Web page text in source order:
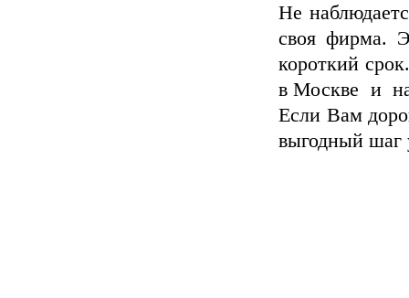
Не
своя фирма.
короткий
в Москве и
Если Вам
выгодный шаг